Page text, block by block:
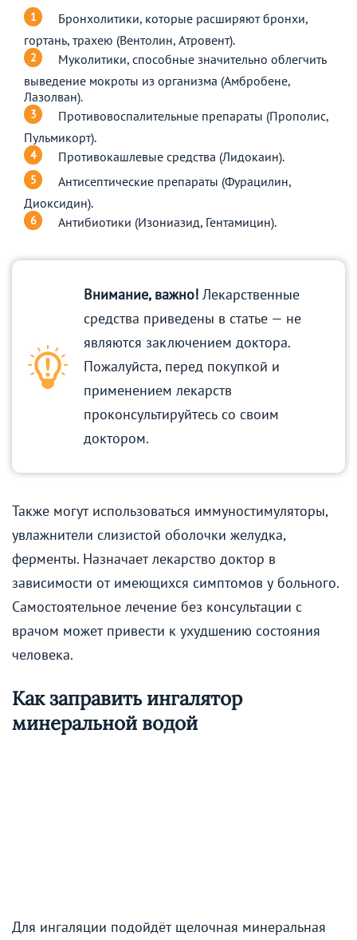
Бронхолитики, которые расширяют бронхи,
гортань, трахею (Вентолин, Атровент).
Муколитики, способные значительно облегчить
выведение мокроты из организма (Амбробене,
Лазолван).
Противовоспалительные препараты (Прополис,
Пульмикорт).
Противокашлевые средства (Лидокаин).
Антисептические препараты (Фурацилин,
Диоксидин).
Антибиотики (Изониазид, Гентамицин).
Внимание, важно! Лекарственные
средства приведены в статье — не
являются заключением доктора.
Пожалуйста, перед покупкой и
применением лекарств
проконсультируйтесь со своим
доктором.
Также могут использоваться иммуностимуляторы,
увлажнители слизистой оболочки желудка,
ферменты. Назначает лекарство доктор в
зависимости от имеющихся симптомов у больного.
Самостоятельное лечение без консультации с
врачом может привести к ухудшению состояния
человека.
Как заправить ингалятор
минеральной водой
Для ингаляции подойдёт щелочная минеральная